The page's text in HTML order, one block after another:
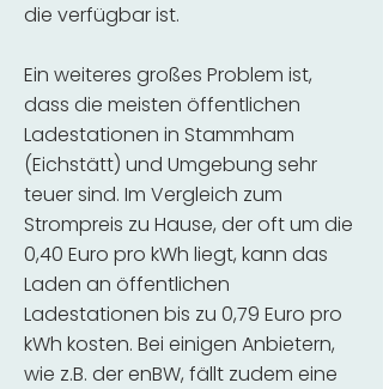
die verfügbar ist.
Ein weiteres großes Problem ist,
dass die meisten öffentlichen
Ladestationen in Stammham
(Eichstätt) und Umgebung sehr
teuer sind. Im Vergleich zum
Strompreis zu Hause, der oft um die
0,40 Euro pro kWh liegt, kann das
Laden an öffentlichen
Ladestationen bis zu 0,79 Euro pro
kWh kosten. Bei einigen Anbietern,
wie z.B. der enBW, fällt zudem eine